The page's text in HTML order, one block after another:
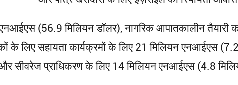
(56.9 मिलियन डॉलर), नागरिक आपातकालीन तैयारी
के लिए सहायता कार्यक्रमों के लिए 21 मिलियन एनआईएस
सीवरेज प्राधिकरण के लिए 14 मिलियन एनआईएस (4.8